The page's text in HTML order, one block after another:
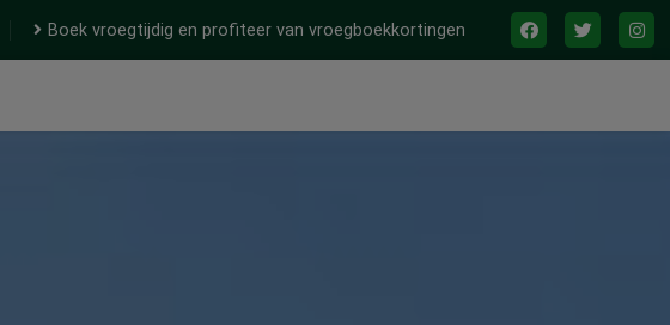
Boek vroegtijdig en profiteer van vroegboekkortingen